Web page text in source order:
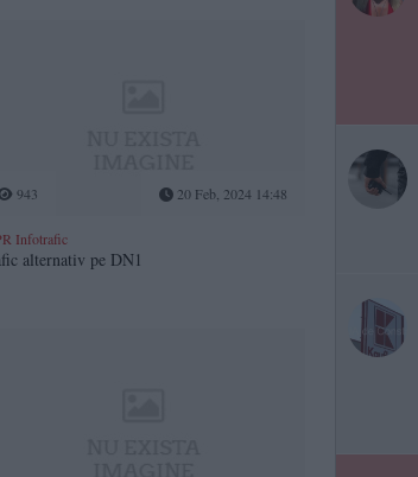
943 20 Feb, 2024 14:48
Infotrafic
alternativ pe DN1